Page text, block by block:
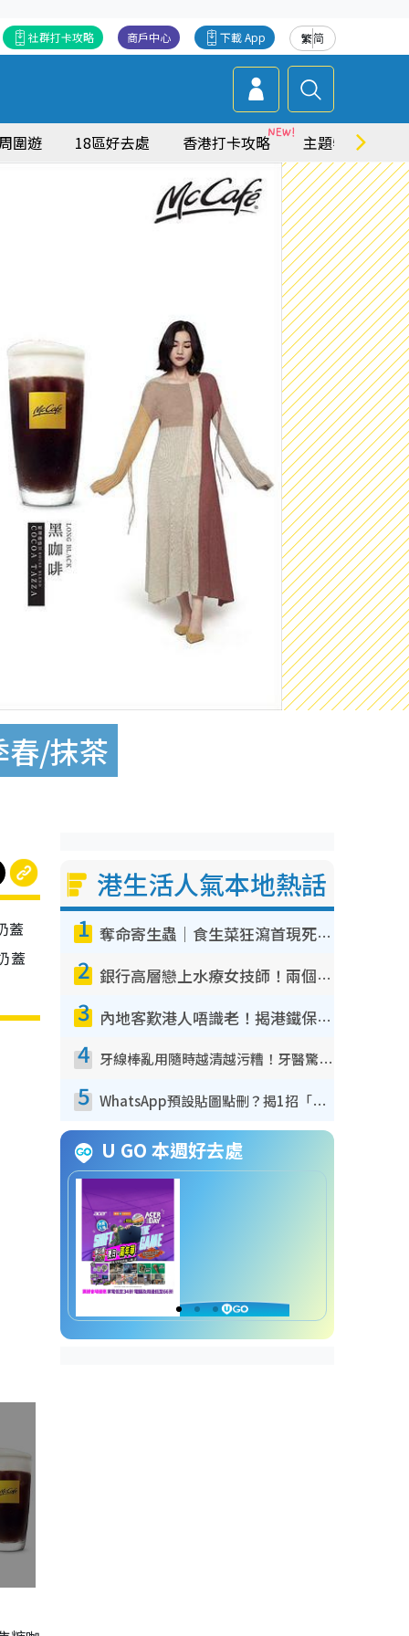
繁简
下載 App
商戶中心
社群打卡攻略
圍遊 18區好去處 香港打卡攻略 主題特集
春/抹茶
蓋
蓋
港生活人氣本地熱話
1 奪命寄生蟲｜食生菜狂瀉首現死者！疫潮惡化錄1.8萬宗病例 揭洗菜3大謬誤
2 銀行高層戀上水療女技師！兩個月借128萬驚覺「沉船」沉落火海 揭背後疑似邪教操控賣淫
3 內地客歎港人唔識老！揭港鐵保鮮級冷氣 港人求放過：咪投訴
4 牙線棒亂用隨時越清越污糟！牙醫驚揭盲目過戶細菌恐致蛀牙：呢種先係日常真保養
5 WhatsApp預設貼圖點刪？揭1招「反向操作」還原簡潔介面 附3步實測教學
U GO 本週好去處